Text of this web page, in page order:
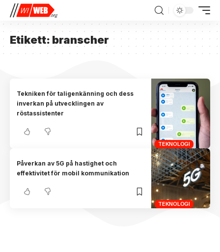
Etikett: branscher
TEKNOLOGI
Tekniken för taligenkänning och dess
inverkan på utvecklingen av
röstassistenter
TEKNOLOGI
Påverkan av 5G på hastighet och
effektivitet för mobil kommunikation